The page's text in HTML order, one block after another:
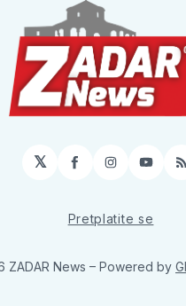
𝕏 Facebook
Instagram
Pretplatite se
ZADAR News – Powered by